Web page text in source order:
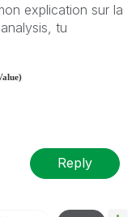
explication sur la
tu
Reply